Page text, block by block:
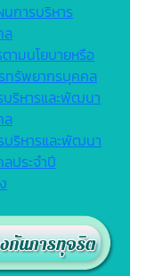
การบริหาร
ามนโยบายหรือ
ทรัพยากรบุคคล
ริหารและพัฒนา
บริหารและพัฒนา
ประจำปี